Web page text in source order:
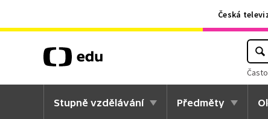
Česká
Stupně vzdělávání Předměty